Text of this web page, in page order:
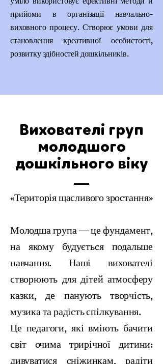
прийоми в організації навчально-
виховного процесу. Створює умови для
становлення креативної особистості,
розвитку здібностей дошкільників.
Вихователі груп
молодшого
дошкільного віку
«Територія щасливого зростання»
Молодша група — це фундамент,
на якому будується подальше
навчання. Наші вихователі
створюють для дітей атмосферу
казки, де панують творчість,
музика та радість спілкування.
Це педагоги, які вміють бачити
світ очима трирічної дитини: